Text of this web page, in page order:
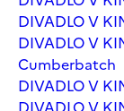
DIVADLO V
DIVADLO V
Cumberbatch
DIVADLO V